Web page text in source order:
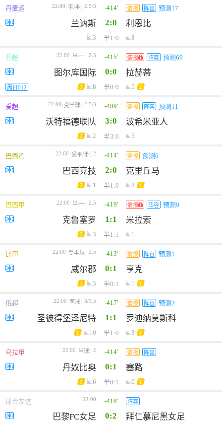
丹麦超 22:00 平/半 2.5/3 -414' 情报 阵容 预测17
兰讷斯 2:0 利恩比
3 半1:0 8
芬超 22:00 半/一 2.5 -415' 情报 阵容 预测69
图尔库国际 0:0 拉赫蒂
周日012 1 8 半0:0 5 2
爱超 22:00 受半球 2.5/3 -409' 情报 阵容 预测11
沃特福德联队 3:0 波希米亚人
2 2 半3:0 5
巴西乙 22:00 受平/半 2 -414' 情报 预测6
巴西竞技 2:0 克里丘马
2 1 半1:0 3 1
巴西甲 22:00 半/一 2.5 -419' 情报 阵容 预测9
克鲁塞罗 1:1 米拉索
2 3 半1:1 1
比甲 22:00 受半球 2.5 -413' 情报 阵容 预测1
威尔郡 0:1 亨克
1 3 半0:1 1 1
俄超 22:00 两球 3/3.5 -417' 情报 阵容 预测2
圣彼得堡泽尼特 1:1 罗迪纳莫斯科
1 10 半1:0 3 1
乌拉甲 22:00 半球 2 -414' 情报 阵容
丹奴比奥 0:1 塞路
1 6 半0:1 0 1
球会友谊 22:00 -418' 阵容
巴黎FC女足 0:2 拜仁慕尼黑女足